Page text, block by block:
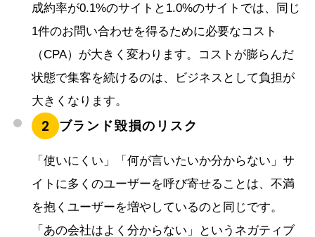
成約率が0.1%のサイトと1.0%のサイトでは、同じ
1件のお問い合わせを得るために必要なコスト
（CPA）が大きく変わります。コストが膨らんだ
状態で集客を続けるのは、ビジネスとして負担が
大きくなります。
2 ブランド毀損のリスク
「使いにくい」「何が言いたいか分からない」サ
イトに多くのユーザーを呼び寄せることは、不満
を抱くユーザーを増やしているのと同じです。
「あの会社はよく分からない」というネガティブ